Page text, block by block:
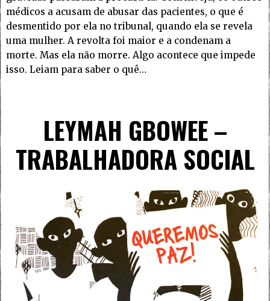
médicos a acusam de abusar das pacientes, o que é
desmentido por ela no tribunal, quando ela se revela
uma mulher. A revolta foi maior e a condenam a
morte. Mas ela não morre. Algo acontece que impede
isso. Leiam para saber o quê…
LEYMAH GBOWEE –
TRABALHADORA SOCIAL